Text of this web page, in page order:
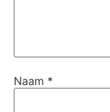
Naam *